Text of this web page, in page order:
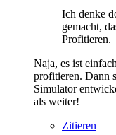
Ich denke
gemacht,
Profitieren.
Naja, es ist
profitieren. Dann
Simulator
als weiter!
Zitieren